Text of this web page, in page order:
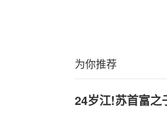
为你推荐
24岁江!苏首富之